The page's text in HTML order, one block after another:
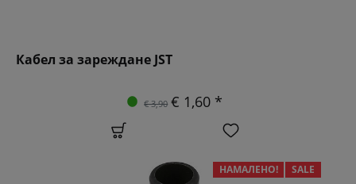
Кабел за зареждане JST
€ 3,90 € 1,60 *
НАМАЛЕНО! SALE